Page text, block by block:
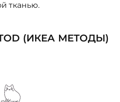
тканью.
(ИКЕА МЕТОДЫ)